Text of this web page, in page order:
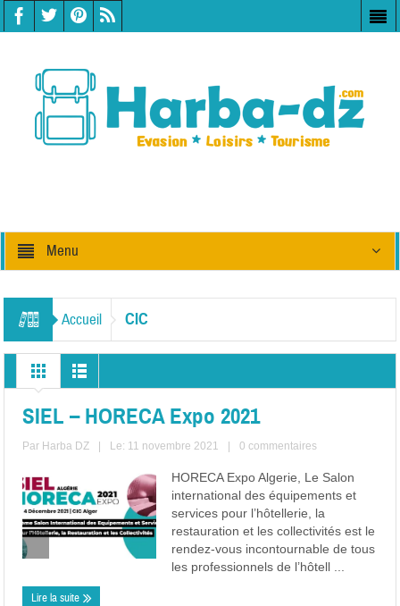
Menu
Accueil CIC
SIEL – HORECA Expo 2021
Par Harba DZ Le: 11 novembre 2021 0 commentaires
HORECA Expo Algerie, Le Salon
international des équipements et
services pour l’hôtellerie, la
restauration et les collectivités est le
rendez-vous incontournable de tous
les professionnels de l’hôtell ...
Lire la suite